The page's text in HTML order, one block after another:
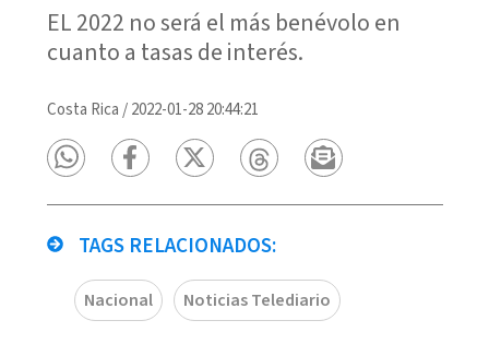
EL 2022 no será el más benévolo en
cuanto a tasas de interés.
Costa Rica /2022-01-28 20:44:21
TAGS RELACIONADOS:
Nacional Noticias Telediario